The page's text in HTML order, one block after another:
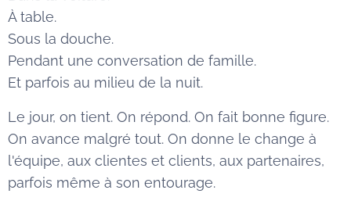
À table.
Sous la douche.
Pendant une conversation de famille.
Et parfois au milieu de la nuit.
Le jour, on tient. On répond. On fait bonne figure.
On avance malgré tout. On donne le change à
l'équipe, aux clientes et clients, aux partenaires,
parfois même à son entourage.